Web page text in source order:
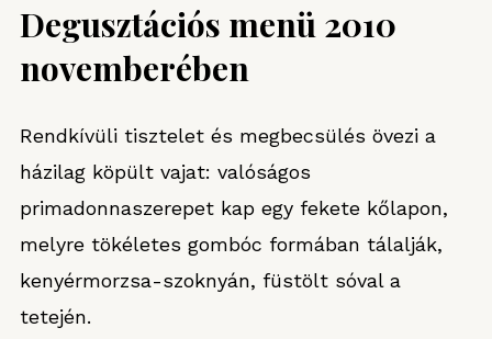
Degusztációs menü 2010
novemberében
Rendkívüli tisztelet és megbecsülés övezi a
házilag köpült vajat: valóságos
primadonnaszerepet kap egy fekete kőlapon,
melyre tökéletes gombóc formában tálalják,
kenyérmorzsa-szoknyán, füstölt sóval a
tetején.